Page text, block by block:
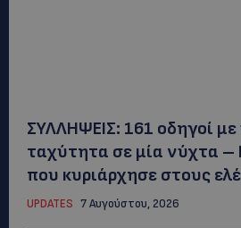
ΣΥΛΛΗΨΕΙΣ: 161 οδηγοί με
ταχύτητα σε μία νύχτα
που κυριάρχησε στους
UPDATES 7 Αυγούστου, 2026